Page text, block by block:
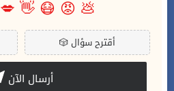
💩
😡
😷
👋
💋
🎲أقترح سؤال
أرسال الآن